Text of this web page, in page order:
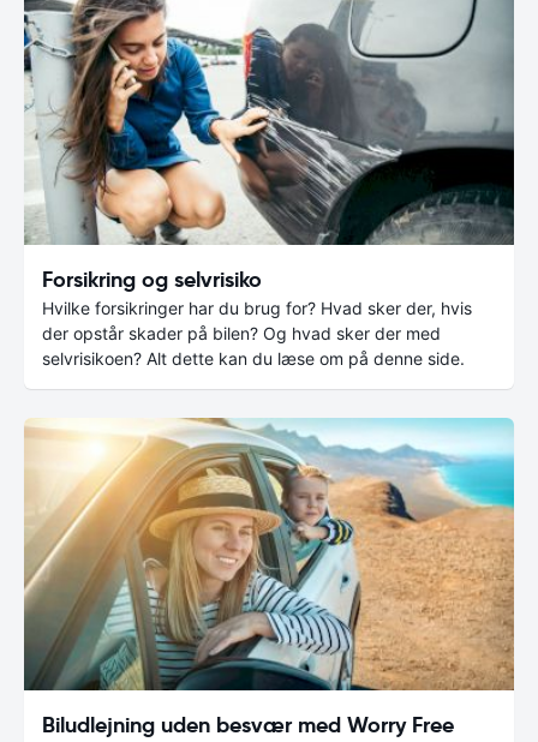
Forsikring og selvrisiko
Hvilke forsikringer har du brug for? Hvad sker der, hvis
der opstår skader på bilen? Og hvad sker der med
selvrisikoen? Alt dette kan du læse om på denne side.
Biludlejning uden besvær med Worry Free